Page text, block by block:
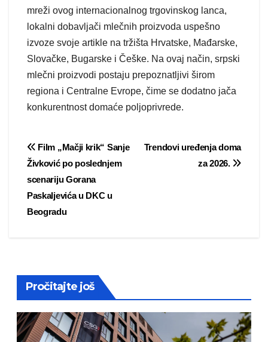
mreži ovog internacionalnog trgovinskog lanca,
lokalni dobavljači mlečnih proizvoda uspešno
izvoze svoje artikle na tržišta Hrvatske, Mađarske,
Slovačke, Bugarske i Češke. Na ovaj način, srpski
mlečni proizvodi postaju prepoznatljivi širom
regiona i Centralne Evrope, čime se dodatno jača
konkurentnost domaće poljoprivrede.
Post
navigation
Trendovi uređenja doma
za 2026.
Film „Mačji krik“ Sanje
Živković po poslednjem
scenariju Gorana
Paskaljevića u DKC u
Beogradu
Pročitajte još